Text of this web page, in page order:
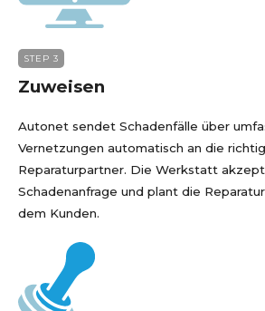
STEP 3
Zuweisen
Autonet sendet Schadenfälle über
Vernetzungen automatisch an die
Reparaturpartner. Die Werkstatt
Schadenanfrage und plant die
dem Kunden.